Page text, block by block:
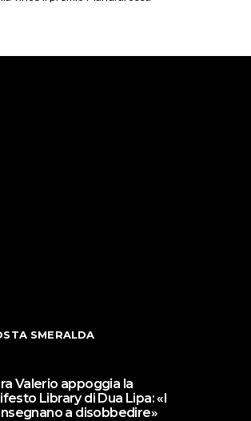
SMERALDA
Valerio appoggia la
Library di Dua Lipa: «I
a disobbedire»